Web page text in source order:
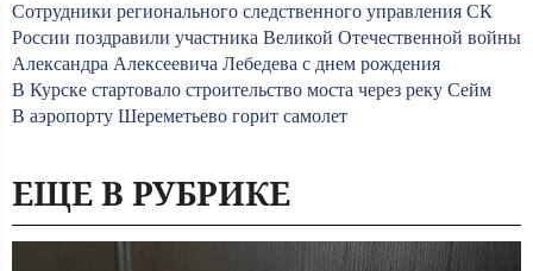
Сотрудники регионального следственного управления СК
России поздравили участника Великой Отечественной войны
Александра Алексеевича Лебедева с днем рождения
В Курске стартовало строительство моста через реку Сейм
В аэропорту Шереметьево горит самолет
ЕЩЕ В РУБРИКЕ